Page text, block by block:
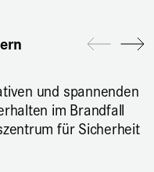
und spannenden
im Brandfall
für Sicherheit